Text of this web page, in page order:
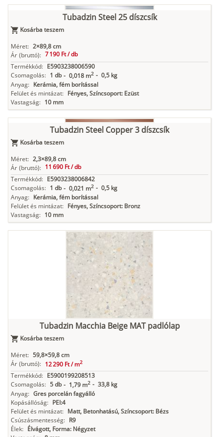
Tubadzin Steel 25 díszcsík
Kosárba teszem
Méret: 2×89,8 cm
Ár (bruttó): 7 190 Ft /db
Termékkód: E5903238006590
Csomagolás: 1 db - 0,018 m2 - 0,5 kg
Anyag: Kerámia, fém borítással
Felület és mintázat: Fényes, Színcsoport: Ezüst
Vastagság: 10 mm
Tubadzin Steel Copper 3 díszcsík
Kosárba teszem
Méret: 2,3×89,8 cm
Ár (bruttó): 11 690 Ft /db
Termékkód: E5903238006842
Csomagolás: 1 db - 0,021 m2 - 0,5 kg
Anyag: Kerámia, fém borítással
Felület és mintázat: Fényes, Színcsoport: Bronz
Vastagság: 10 mm
Tubadzin Macchia Beige MAT padlólap
Kosárba teszem
Méret: 59,8×59,8 cm
Ár (bruttó): 12 290 Ft /m2
Termékkód: E5900199208513
Csomagolás: 5 db - 1,79 m2 - 33,8 kg
Anyag: Gres porcelán fagyálló
Kopásállóság: PEI:4
Felület és mintázat: Matt, Betonhatású, Színcsoport: Bézs
Csúszásmentesség: R9
Élek: Élvágott, Forma: Négyzet